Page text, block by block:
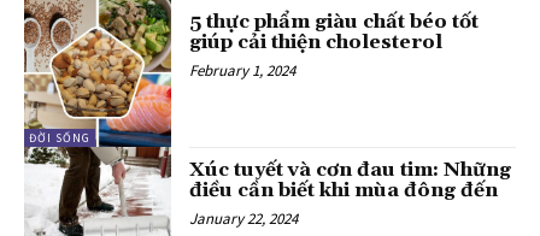
ĐỜI SỐNG
5 thực phẩm giàu chất béo tốt
giúp cải thiện cholesterol
February 1, 2024
Xúc tuyết và cơn đau tim: Những
điều cần biết khi mùa đông đến
January 22, 2024